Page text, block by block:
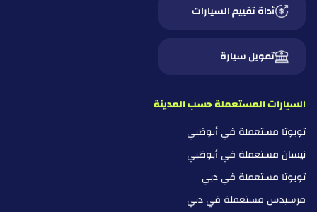
أداة تقييم السيارات
تمويل سيارة
السيارات المستعملة حسب المدينة
تويوتا مستعملة في أبوظبي
نيسان مستعملة في أبوظبي
تويوتا مستعملة في دبي
مرسيدس مستعملة في دبي